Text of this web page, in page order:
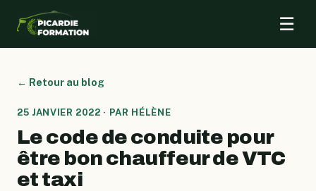
☰
← Retour au blog
25 JANVIER 2022 · PAR HÉLÈNE
Le code de conduite pour
être bon chauffeur de VTC
et taxi